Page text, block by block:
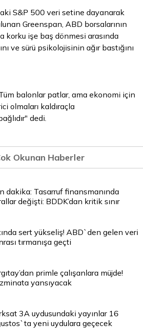
S&P 500 veri setine dayanarak
Greenspan, ABD borsalarının
korku işe baş dönmesi arasında
ve sürü psikolojisinin ağır bastığını
balonlar patlar, ama ekonomi için
olmaları kaldıraçla
dedi.
Okunan Haberler
dakika: Tasarruf finansmanında
değişti: BDDK’dan kritik sınır
sert yükseliş! ABD`den gelen veri
tırmanışa geçti
primle çalışanlara müjde!
yansıyacak
3A uydusundaki yayınlar 16
yeni uydulara geçecek